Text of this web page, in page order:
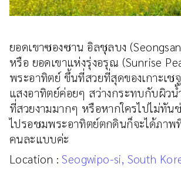
ยอดเขาซองซาน อิลชุลบง
หรือ ยอดเขาแห่งรุ่งอรุณ (Sunrise
พระอาทิตย์ ขึ้นที่สวยที่สุดของเกาะเช
แสงอาทิตย์ค่อยๆ สว่างกระทบกับผิวน้
ที่สวยงามมากๆ หรือหากใครไปไม่ทัน
ไปรอชมพระอาทิตย์ตกดินก็จะได้ภาพ
คนละแบบค่ะ
Location : Seogwipo-si, South